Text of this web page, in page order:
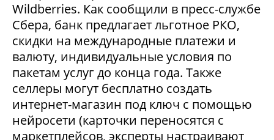
Wildberries. Как сообщили в пресс-службе
Сбера, банк предлагает льготное РКО,
скидки на международные платежи и
валюту, индивидуальные условия по
пакетам услуг до конца года. Также
селлеры могут бесплатно создать
интернет-магазин под ключ с помощью
нейросети (карточки переносятся с
маркетплейсов, эксперты настраивают